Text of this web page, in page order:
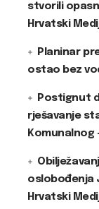
stvorili
Hrvatski
Planinar
ostao bez
Postignut
rješavanje
Komunalnog
oslobođenja
Hrvatski